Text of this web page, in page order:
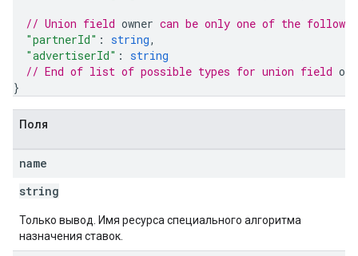
// Union field owner can be only one of the
"partnerId" : string,
"advertiserId" : string
// End of list of possible types for union field
}
Поля
name
string
Только вывод. Имя ресурса специального алгоритма
назначения ставок.